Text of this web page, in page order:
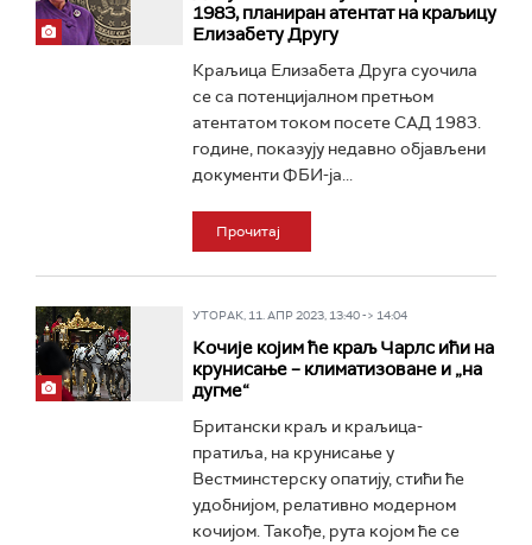
1983, планиран атентат на краљицу
Елизабету Другу
Краљица Елизабета Друга суочила
се са потенцијалном претњом
атентатом током посете САД 1983.
године, показују недавно објављени
документи ФБИ-ја...
Прочитај
УТОРАК, 11. АПР 2023, 13:40 -> 14:04
Кочије којим ће краљ Чарлс ићи на
крунисање – климатизоване и „на
дугме“
Британски краљ и краљица-
пратиља, на крунисање у
Вестминстерску опатију, стићи ће
удобнијом, релативно модерном
кочијом. Такође, рута којом ће се